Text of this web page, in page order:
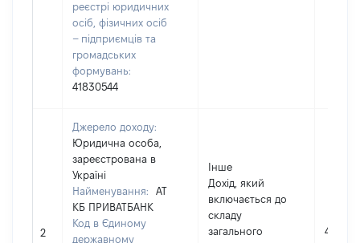
реєстрі юридичних
осіб, фізичних осіб
– підприємців та
громадських
формувань:
41830544
2
Джерело доходу:
Юридична особа,
зареєстрована в
Україні
Найменування:
АТ
КБ ПРИВАТБАНК
Код в Єдиному
державному
Інше
Дохід, який
включається до
складу
загального
4